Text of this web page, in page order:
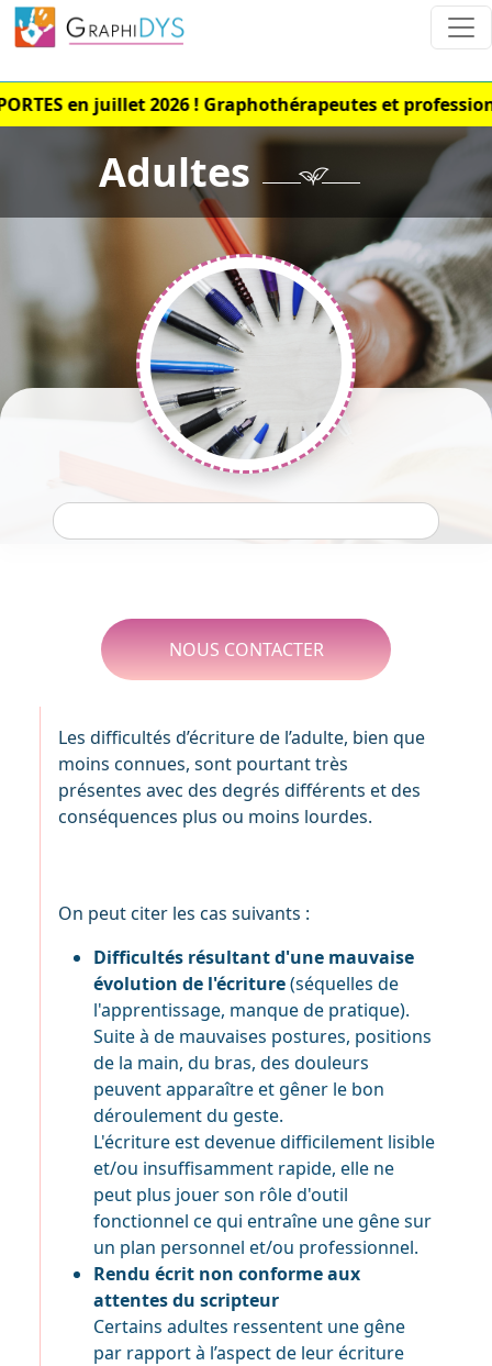
en juillet 2026 ! Graphothérapeutes et
Adultes
NOUS CONTACTER
Les difficultés d’écriture de l’adulte, bien que
moins connues, sont pourtant très
présentes avec des degrés différents et des
conséquences plus ou moins lourdes.
On peut citer les cas suivants :
Difficultés résultant d'une mauvaise
évolution de l'écriture(séquelles de
l'apprentissage, manque de pratique).
Suite à de mauvaises postures, positions
de la main, du bras, des douleurs
peuvent apparaître et gêner le bon
déroulement du geste.
L'écriture est devenue difficilement lisible
et/ou insuffisamment rapide, elle ne
peut plus jouer son rôle d'outil
fonctionnel ce qui entraîne une gêne sur
un plan personnel et/ou professionnel.
Rendu écrit non conforme aux
attentes du scripteur
Certains adultes ressentent une gêne
par rapport à l’aspect de leur écriture